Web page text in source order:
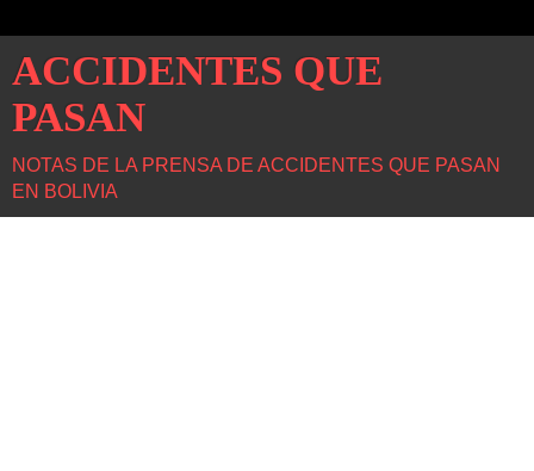
ACCIDENTES QUE
PASAN
NOTAS DE LA PRENSA DE ACCIDENTES QUE PASAN
EN BOLIVIA